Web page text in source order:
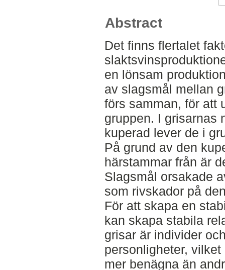
Abstract
Det finns flertalet
en lönsam
av slagsmål mellan
förs samman, för att
gruppen. I grisarnas
kuperad lever de i
På grund av den
härstammar från är
Slagsmål orsakade
som rivskador på
För att skapa en
kan skapa stabila
grisar är individer
personligheter,
mer benägna än